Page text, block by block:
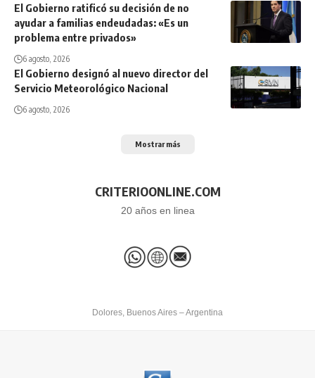
El Gobierno ratificó su decisión de no
ayudar a familias endeudadas: «Es un
problema entre privados»
6 agosto, 2026
El Gobierno designó al nuevo director del
Servicio Meteorológico Nacional
6 agosto, 2026
Mostrar más
CRITERIOONLINE.COM
20 años en linea
Dolores, Buenos Aires – Argentina